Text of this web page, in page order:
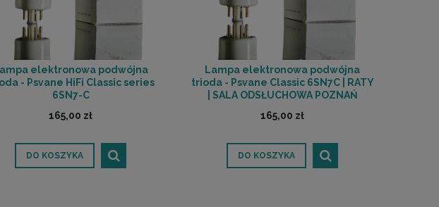
elektronowa podwójna
- Psvane HiFi Classic series
6SN7-C
165,00 zł
DO KOSZYKA
Lampa elektronowa podwójna
trioda - Psvane Classic 6SN7C | RATY
| SALA ODSŁUCHOWA POZNAŃ
165,00 zł
DO KOSZYKA